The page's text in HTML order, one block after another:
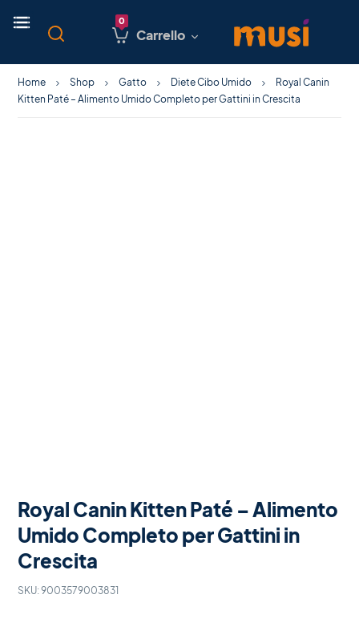
Carrello
Home Shop Gatto Diete Cibo Umido
Royal Canin
Kitten Paté – Alimento Umido Completo per Gattini in Crescita
Royal Canin Kitten Paté – Alimento
Umido Completo per Gattini in
Crescita
SKU:9003579003831